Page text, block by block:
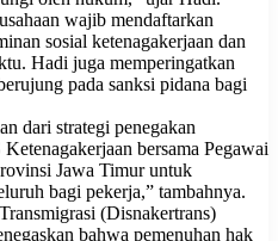
wajib mendaftarkan
sosial ketenagakerjaan dan
Hadi juga memperingatkan
pada sanksi pidana bagi
dari strategi penegakan
bersama Pegawai
Jawa Timur untuk
bagi pekerja,” tambahnya.
(Disnakertrans)
bahwa pemenuhan hak